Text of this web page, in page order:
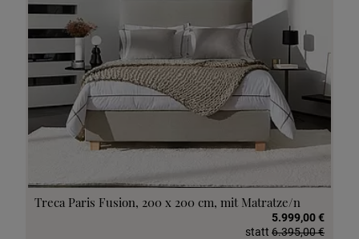
Treca Paris Fusion, 200 x 200 cm, mit Matratze/n
5.999,00 €
statt 6.395,00 €